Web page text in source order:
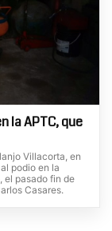
la APTC, que
Villacorta, en
podio en la
el pasado fin de
Casares.